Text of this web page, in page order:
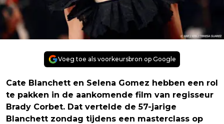
Voeg toe als voorkeursbron op Google
Cate Blanchett en Selena Gomez hebben een rol
te pakken in de aankomende film van regisseur
Brady Corbet. Dat vertelde de 57-jarige
Blanchett zondag tijdens een masterclass op